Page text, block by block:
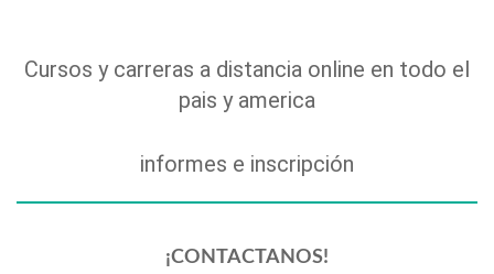
Cursos y carreras a distancia online en todo el
pais y america
informes e inscripción
¡CONTACTANOS!